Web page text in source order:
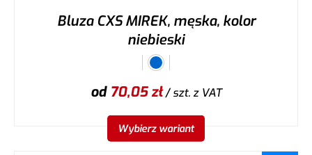
Bluza CXS MIREK, męska, kolor
niebieski
od 70,05zł/ szt.z VAT
Wybierz wariant